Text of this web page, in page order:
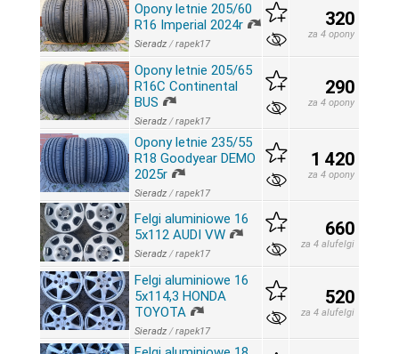
Opony letnie 205/60
R16 Imperial 2024r
Sieradz /rapek17
320
za 4 opony
Opony letnie 205/65
R16C Continental
BUS
Sieradz /rapek17
290
za 4 opony
Opony letnie 235/55
R18 Goodyear DEMO
2025r
Sieradz /rapek17
1 420
za 4 opony
Felgi aluminiowe 16
5x112 AUDI VW
Sieradz /rapek17
660
za 4 alufelgi
Felgi aluminiowe 16
5x114,3 HONDA
TOYOTA
Sieradz /rapek17
520
za 4 alufelgi